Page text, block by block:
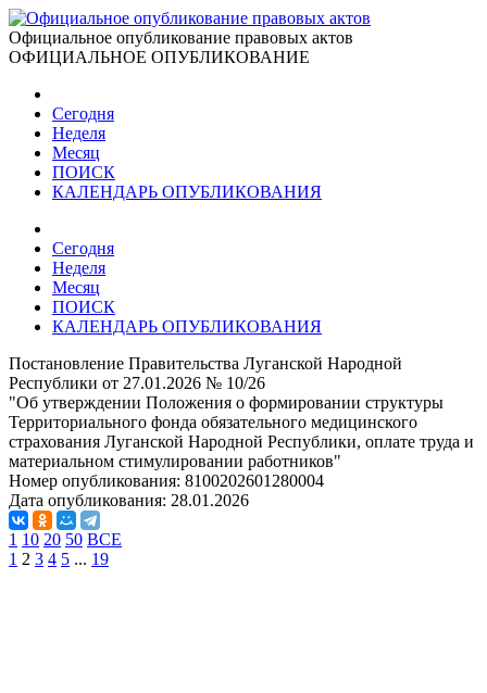
Официальное опубликование правовых актов
ОФИЦИАЛЬНОЕ ОПУБЛИКОВАНИЕ
Сегодня
Неделя
Месяц
ПОИСК
КАЛЕНДАРЬ ОПУБЛИКОВАНИЯ
Сегодня
Неделя
Месяц
ПОИСК
КАЛЕНДАРЬ ОПУБЛИКОВАНИЯ
Постановление Правительства Луганской Народной
Республики от 27.01.2026 № 10/26
"Об утверждении Положения о формировании структуры
Территориального фонда обязательного медицинского
страхования Луганской Народной Республики, оплате труда и
материальном стимулировании работников"
Номер опубликования: 8100202601280004
Дата опубликования: 28.01.2026
1 10 20 50 ВСЕ
1 2 3 4 5 ... 19